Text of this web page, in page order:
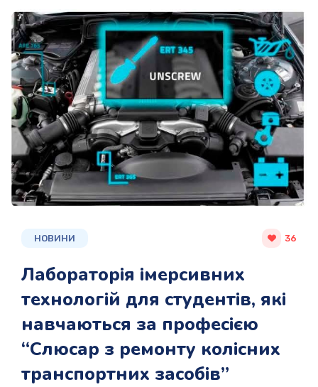
НОВИНИ 36
Лабораторія імерсивних
технологій для студентів, які
навчаються за професією
“Слюсар з ремонту колісних
транспортних засобів”